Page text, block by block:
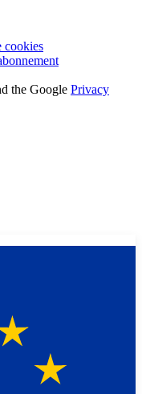
cookies
the Google Privacy